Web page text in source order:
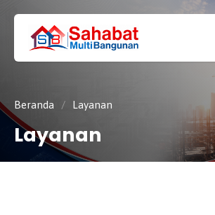
CV.
SAHABAT
MULTI
BANGUNAN
Sahabat
Pembangunan Anda
Beranda / Layanan
Layanan